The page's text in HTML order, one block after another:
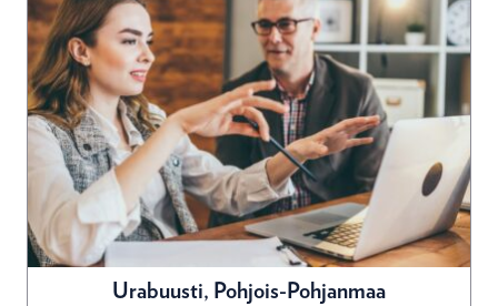
Urabuusti, Pohjois-Pohjanmaa